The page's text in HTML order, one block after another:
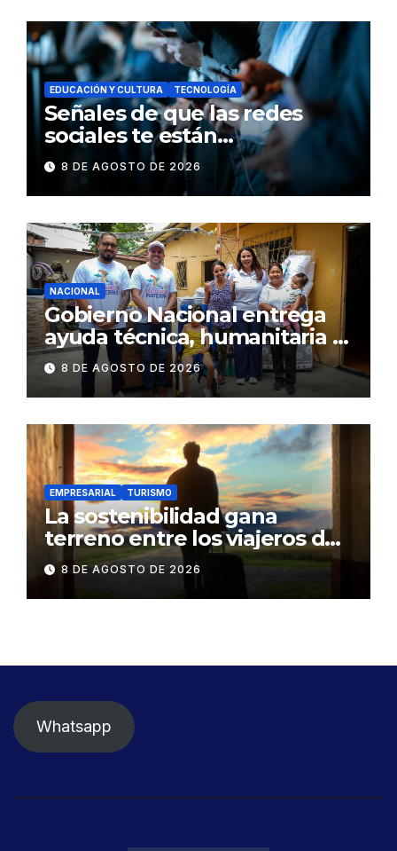
EDUCACIÓN Y CULTURA TECNOLOGÍA
Señales de que las redes
sociales te están
consumiendo
8 DE AGOSTO DE 2026
NACIONAL
Gobierno Nacional entrega
ayuda técnica, humanitaria y
Bono Joaquín Gallegos Lara a
familia en situación de
vulnerabilidad
8 DE AGOSTO DE 2026
EMPRESARIAL TURISMO
La sostenibilidad gana
terreno entre los viajeros de
negocios
8 DE AGOSTO DE 2026
Whatsapp